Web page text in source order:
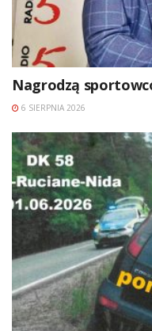
Nagrodzą
6 SIERPNIA 2026